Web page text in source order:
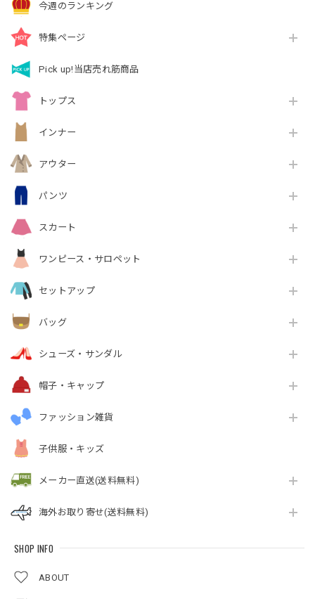
今週のランキング
特集ページ
Pick up!当店売れ筋商品
トップス
インナー
アウター
パンツ
スカート
ワンピース・サロペット
セットアップ
バッグ
シューズ・サンダル
帽子・キャップ
ファッション雑貨
子供服・キッズ
メーカー直送(送料無料)
海外お取り寄せ(送料無料)
SHOP INFO
ABOUT